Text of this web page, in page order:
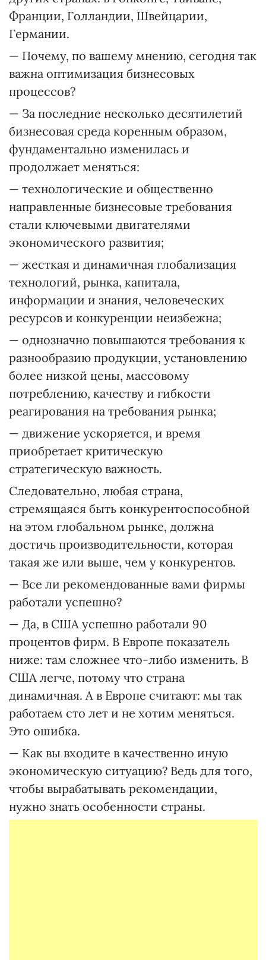
Франции, Голландии, Швейцарии,
Германии.
— Почему, по вашему мнению, сегодня так
важна оптимизация бизнесовых
процессов?
— За последние несколько десятилетий
бизнесовая среда коренным образом,
фундаментально изменилась и
продолжает меняться:
— технологические и общественно
направленные бизнесовые требования
стали ключевыми двигателями
экономического развития;
— жесткая и динамичная глобализация
технологий, рынка, капитала,
информации и знания, человеческих
ресурсов и конкуренции неизбежна;
— однозначно повышаются требования к
разнообразию продукции, установлению
более низкой цены, массовому
потреблению, качеству и гибкости
реагирования на требования рынка;
— движение ускоряется, и время
приобретает критическую
стратегическую важность.
Следовательно, любая страна,
стремящаяся быть конкурентоспособной
на этом глобальном рынке, должна
достичь производительности, которая
такая же или выше, чем у конкурентов.
— Все ли рекомендованные вами фирмы
работали успешно?
— Да, в США успешно работали 90
процентов фирм. В Европе показатель
ниже: там сложнее что-либо изменить. В
США легче, потому что страна
динамичная. А в Европе считают: мы так
работаем сто лет и не хотим меняться.
Это ошибка.
— Как вы входите в качественно иную
экономическую ситуацию? Ведь для того,
чтобы вырабатывать рекомендации,
нужно знать особенности страны.